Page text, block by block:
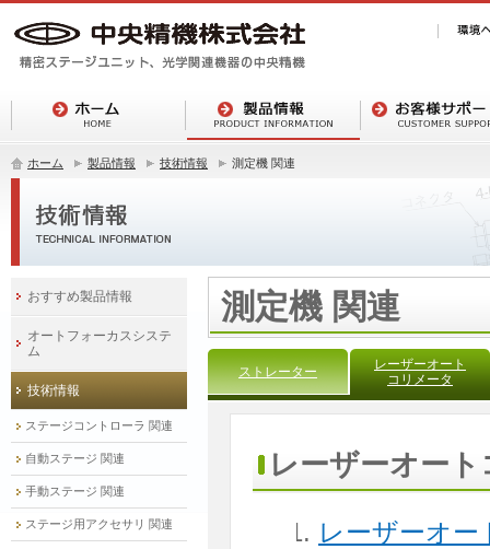
ホーム 製品情報 技術情報 測定機 関連
測定機 関連
ストレーター
レーザーオート
コリメータ
レーザーオー
レーザーオ
おすすめ製品情報
オートフォーカスシステ
ム
技術情報
ステージコントローラ 関連
自動ステージ 関連
手動ステージ 関連
ステージ用アクセサリ 関連